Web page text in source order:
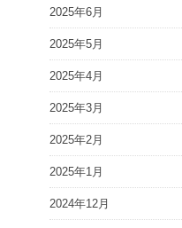
2025年6月
2025年5月
2025年4月
2025年3月
2025年2月
2025年1月
2024年12月